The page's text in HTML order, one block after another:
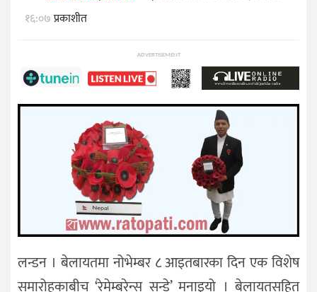
१६:०७प्रकाशीत
ADVERTISEMENT
लन्डन । बेलायतमा नोभेम्बर ८ आइतबारका दिन एक विशेष
समारोहकाबीच ‘रेमेम्बरेन्स सन्डे’ मनाइयो । बेलायतसहित